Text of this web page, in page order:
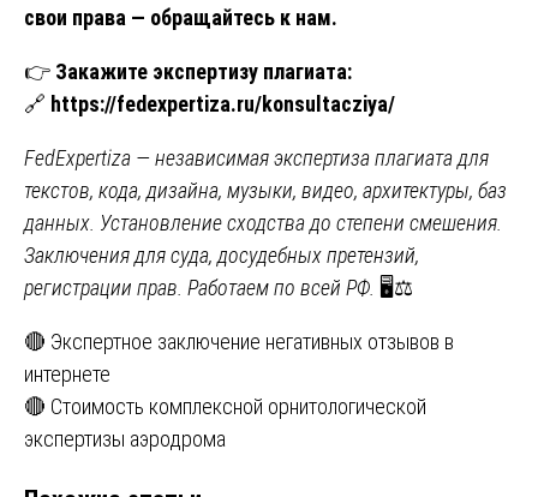
свои права — обращайтесь к нам.
👉 Закажите экспертизу плагиата:
🔗 https://fedexpertiza.ru/konsultacziya/
FedExpertiza — независимая экспертиза плагиата для
текстов, кода, дизайна, музыки, видео, архитектуры, баз
данных. Установление сходства до степени смешения.
Заключения для суда, досудебных претензий,
регистрации прав. Работаем по всей РФ. 🖥️⚖️
Навигация
по
записям
🔴 Экспертное заключение негативных отзывов в
интернете
🔴 Стоимость комплексной орнитологической
экспертизы аэродрома